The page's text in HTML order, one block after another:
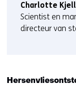
Charlotte
Scientist en
directeur van